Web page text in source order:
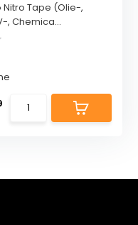
Nitro Tape (Olie-,
, Chemica...